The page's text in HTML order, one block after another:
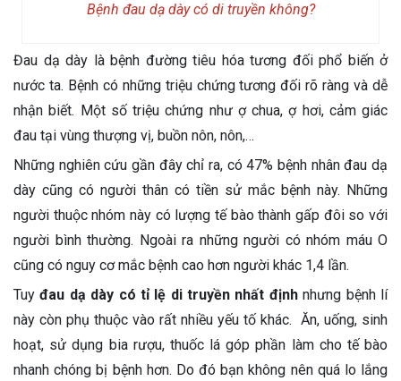
Bệnh đau dạ dày có di truyền không?
Đau dạ dày là bệnh đường tiêu hóa tương đối phổ biến ở
nước ta. Bệnh có những triệu chứng tương đối rõ ràng và dễ
nhận biết. Một số triệu chứng như ợ chua, ợ hơi, cảm giác
đau tại vùng thượng vị, buồn nôn, nôn,…
Những nghiên cứu gần đây chỉ ra, có 47% bệnh nhân đau dạ
dày cũng có người thân có tiền sử mắc bệnh này. Những
người thuộc nhóm này có lượng tế bào thành gấp đôi so với
người bình thường. Ngoài ra những người có nhóm máu O
cũng có nguy cơ mắc bệnh cao hơn người khác 1,4 lần.
Tuyđau dạ dày có tỉ lệ di truyền nhất địnhnhưng bệnh lí
này còn phụ thuộc vào rất nhiều yếu tố khác. Ăn, uống, sinh
hoạt, sử dụng bia rượu, thuốc lá góp phần làm cho tế bào
nhanh chóng bị bệnh hơn. Do đó bạn không nên quá lo lắng